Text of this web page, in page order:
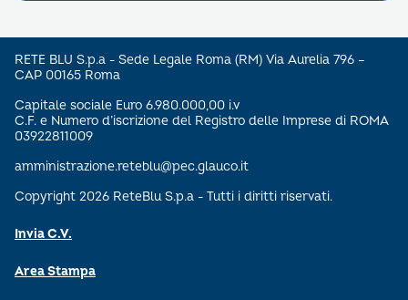
RETE BLU S.p.a - Sede Legale Roma (RM) Via Aurelia 796 –
CAP 00165 Roma
Capitale sociale Euro 6.980.000,00 i.v
C.F. e Numero d’iscrizione del Registro delle Imprese di ROMA
03922811009
amministrazione.reteblu@pec.glauco.it
Copyright 2026 ReteBlu S.p.a - Tutti i diritti riservati.
Invia C.V.
Area Stampa